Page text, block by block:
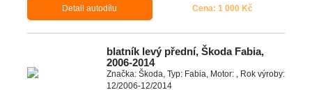
Detail autodílu Cena: 1 000 Kč
blatník levý přední, Škoda Fabia,
2006-2014
Značka: Škoda, Typ: Fabia, Motor: , Rok výroby:
12/2006-12/2014